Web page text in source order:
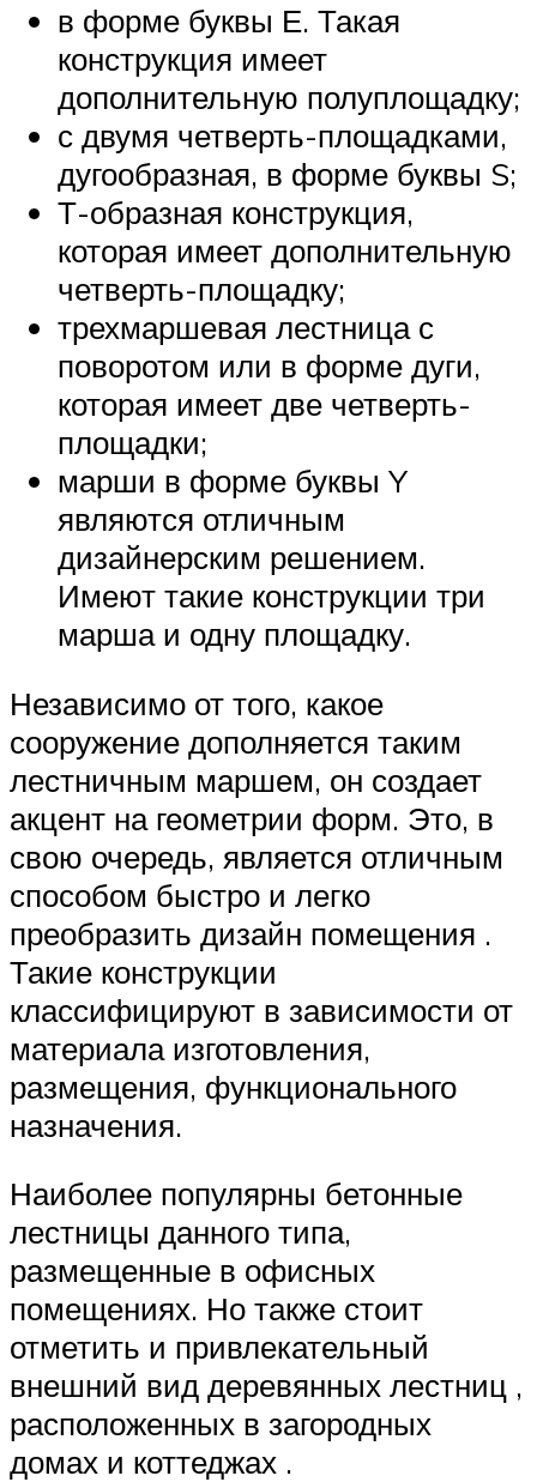
в форме буквы Е. Такая
конструкция имеет
дополнительную полуплощадку;
с двумя четверть-площадками,
дугообразная, в форме буквы S;
Т-образная конструкция,
которая имеет дополнительную
четверть-площадку;
трехмаршевая лестница с
поворотом или в форме дуги,
которая имеет две четверть-
площадки;
марши в форме буквы Y
являются отличным
дизайнерским решением.
Имеют такие конструкции три
марша и одну площадку.
Независимо от того, какое
сооружение дополняется таким
лестничным маршем, он создает
акцент на геометрии форм. Это, в
свою очередь, является отличным
способом быстро и легко
преобразить дизайн помещения .
Такие конструкции
классифицируют в зависимости от
материала изготовления,
размещения, функционального
назначения.
Наиболее популярны бетонные
лестницы данного типа,
размещенные в офисных
помещениях. Но также стоит
отметить и привлекательный
внешний вид деревянных лестниц ,
расположенных в загородных
домах и коттеджах .